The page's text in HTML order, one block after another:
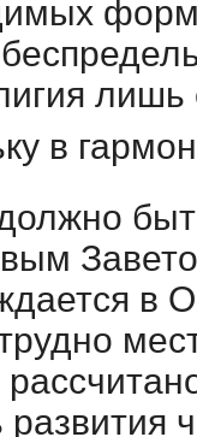
лишь
в
в